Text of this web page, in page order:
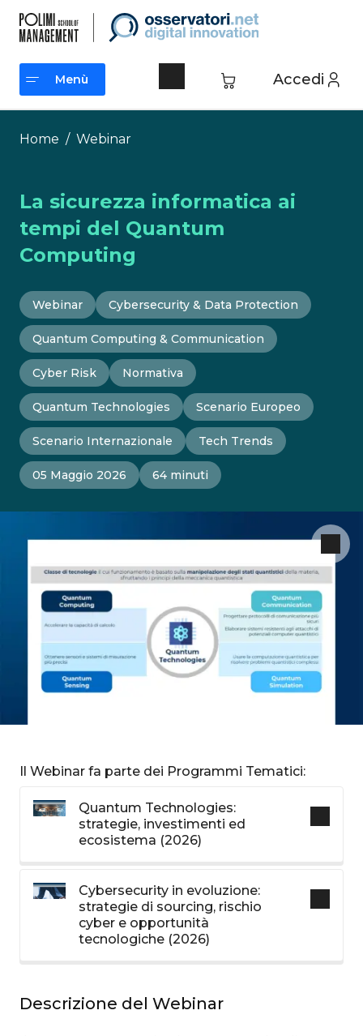
contenuto
Accedi
Menù
Menù
Home / Webinar
La sicurezza informatica ai
tempi del Quantum
Computing
Webinar Cybersecurity & Data Protection
Quantum Computing & Communication
Cyber Risk Normativa
Quantum Technologies Scenario Europeo
Scenario Internazionale Tech Trends
05 Maggio 2026 64 minuti
Il Webinar fa parte dei Programmi Tematici:
Quantum Technologies:
strategie, investimenti ed
ecosistema (2026)
Cybersecurity in evoluzione:
strategie di sourcing, rischio
cyber e opportunità
tecnologiche (2026)
Descrizione del Webinar